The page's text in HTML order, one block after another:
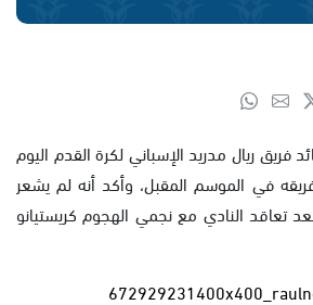
فريق ريال مدريد الإسباني لكرة القدم اليوم
فريقه في الموسم المقبل، وأكد أنه لم يشعر
تعاقد النادي مع نجمي الهجوم كريستيانو